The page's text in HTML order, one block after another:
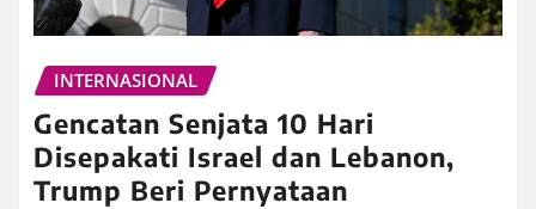
INTERNASIONAL
Gencatan Senjata 10 Hari
Disepakati Israel dan Lebanon,
Trump Beri Pernyataan